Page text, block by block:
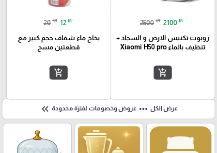
2500 ₪ 2100 ₪
روبوت تكنيس الارض و السجاد +
تنظيف بالماء Xiaomi H50 pro
add_shopping_cart
20 ₪ 12 ₪
بخاخ ماء شفاف حجم كبير مع
قطعتين مسح
add_shopping_cart
عرض الكل more_horiz عروض وخصومات لفترة محدودة keyboard_double_arrow_left